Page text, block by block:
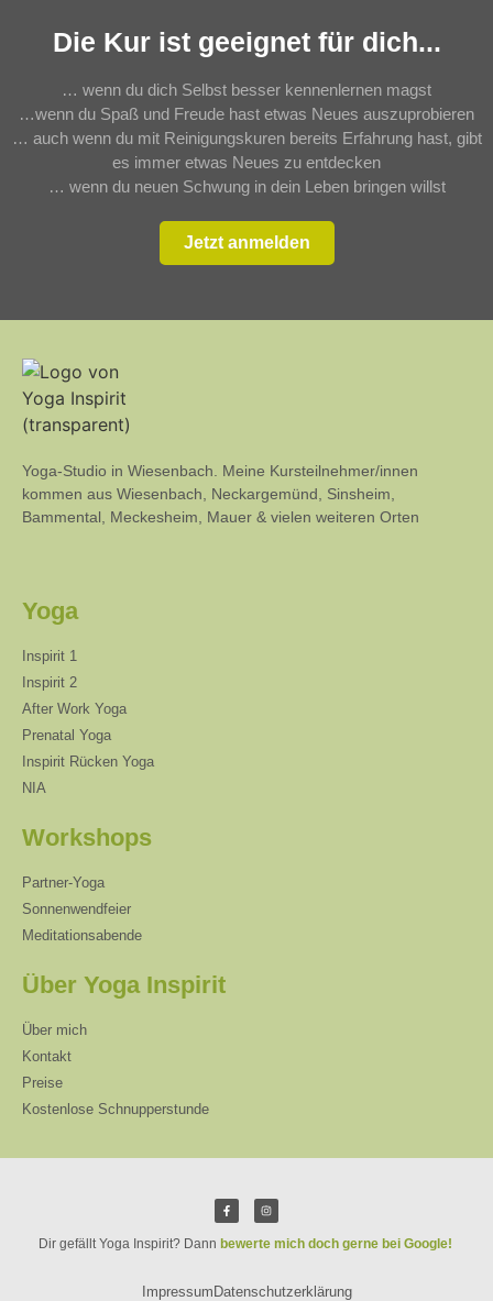
Die Kur ist geeignet für dich...
… wenn du dich Selbst besser kennenlernen magst
…wenn du Spaß und Freude hast etwas Neues auszuprobieren
… auch wenn du mit Reinigungskuren bereits Erfahrung hast, gibt
es immer etwas Neues zu entdecken
… wenn du neuen Schwung in dein Leben bringen willst
Jetzt anmelden
Yoga-Studio in Wiesenbach. Meine Kursteilnehmer/innen
kommen aus Wiesenbach, Neckargemünd, Sinsheim,
Bammental, Meckesheim, Mauer & vielen weiteren Orten
Yoga
Inspirit 1
Inspirit 2
After Work Yoga
Prenatal Yoga
Inspirit Rücken Yoga
NIA
Workshops
Partner-Yoga
Sonnenwendfeier
Meditationsabende
Über Yoga Inspirit
Über mich
Kontakt
Preise
Kostenlose Schnupperstunde
Dir gefällt Yoga Inspirit? Dann bewerte mich doch gerne bei Google!
Impressum Datenschutzerklärung